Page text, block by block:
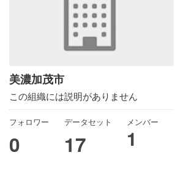
美濃加茂市
この組織には説明がありません
フォロワー
0
データセット
17
メンバー
1